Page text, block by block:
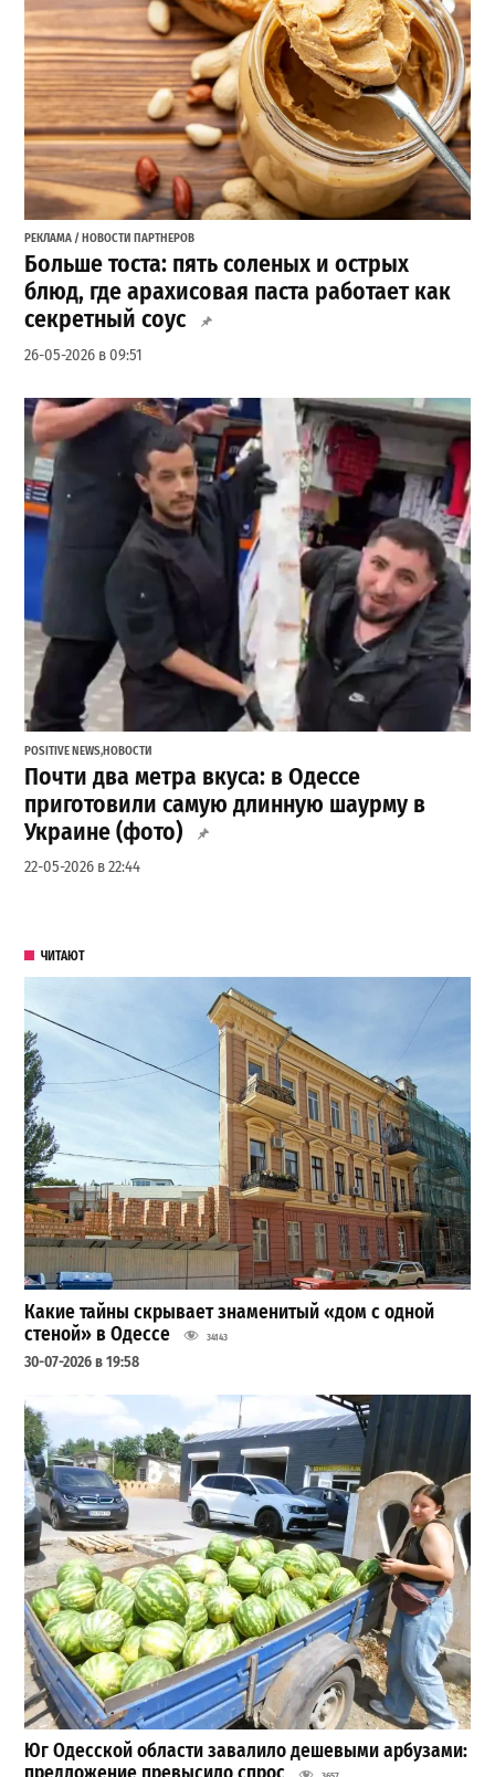
РЕКЛАМА / НОВОСТИ ПАРТНЕРОВ
Больше тоста: пять соленых и острых
блюд, где арахисовая паста работает как
секретный соус
26-05-2026 в 09:51
POSITIVE NEWS,НОВОСТИ
Почти два метра вкуса: в Одессе
приготовили самую длинную шаурму в
Украине (фото)
22-05-2026 в 22:44
ЧИТАЮТ
Какие тайны скрывает знаменитый «дом с одной
стеной» в Одессе
34143
30-07-2026 в 19:58
Юг Одесской области завалило дешевыми арбузами: